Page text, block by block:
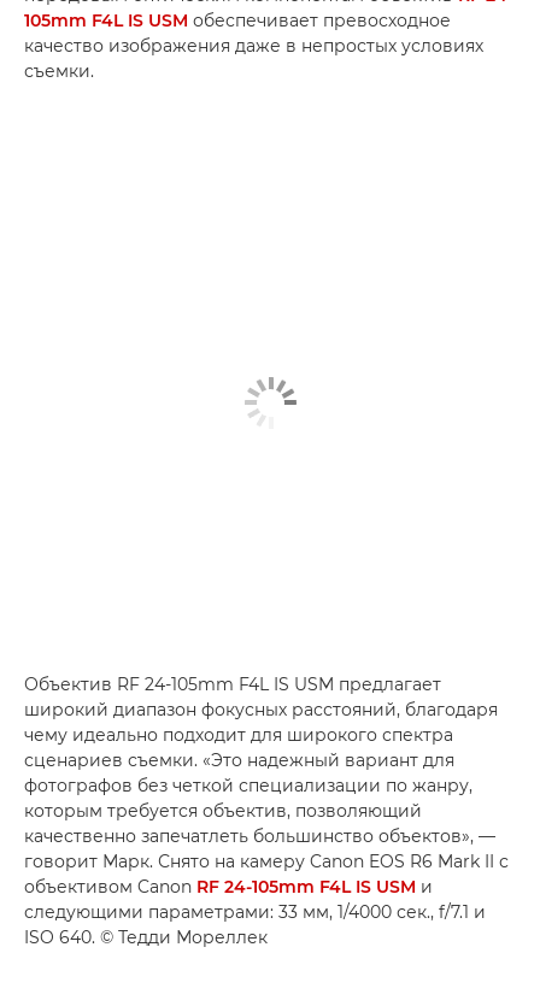
105mm F4L IS USM обеспечивает превосходное
качество изображения даже в непростых условиях
съемки.
Объектив RF 24-105mm F4L IS USM предлагает
широкий диапазон фокусных расстояний, благодаря
чему идеально подходит для широкого спектра
сценариев съемки. «Это надежный вариант для
фотографов без четкой специализации по жанру,
которым требуется объектив, позволяющий
качественно запечатлеть большинство объектов», —
говорит Марк. Снято на камеру Canon EOS R6 Mark II с
объективом Canon RF 24-105mm F4L IS USM и
следующими параметрами: 33 мм, 1/4000 сек., f/7.1 и
ISO 640. © Тедди Мореллек